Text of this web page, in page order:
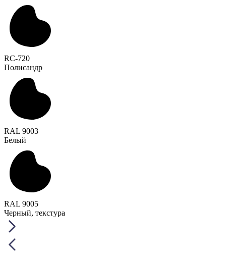
RC-720
Полисандр
RAL 9003
Белый
RAL 9005
Черный, текстура